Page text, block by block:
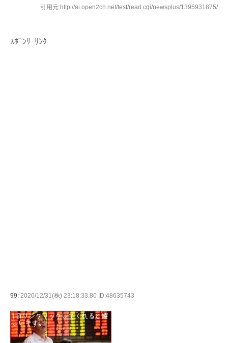
引用元:http://ai.open2ch.net/test/read.cgi/newsplus/1395931875/
ｽﾎﾟﾝｻｰﾘﾝｸ
99: 2020/12/31(株) 23:18:33.80 ID:48635743